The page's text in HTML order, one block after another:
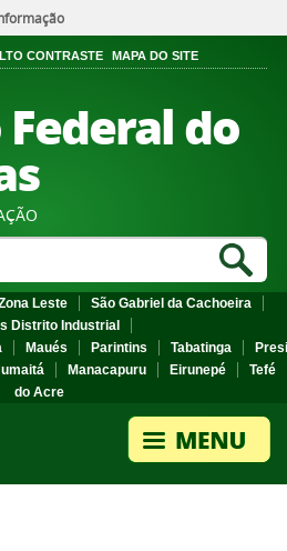
CONTRASTE MAPA DO SITE
do
Leste
São Gabriel da Cachoeira
Distrito Industrial
Maués Parintins Tabatinga
Manacapuru Eirunepé
Tefé
do Acre